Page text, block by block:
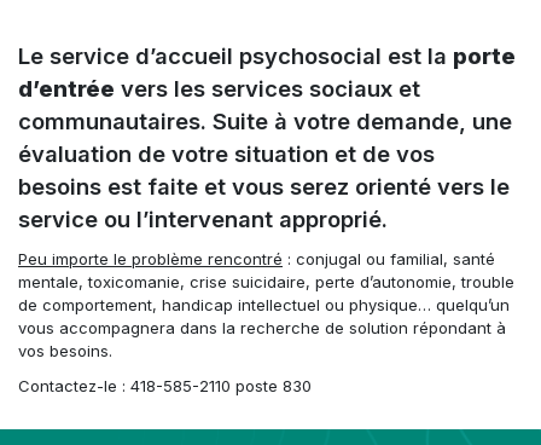
Le service d’accueil psychosocial est la porte
d’entrée vers les services sociaux et
communautaires. Suite à votre demande, une
évaluation de votre situation et de vos
besoins est faite et vous serez orienté vers le
service ou l’intervenant approprié.
Peu importe le problème rencontré : conjugal ou familial, santé
mentale, toxicomanie, crise suicidaire, perte d’autonomie, trouble
de comportement, handicap intellectuel ou physique… quelqu’un
vous accompagnera dans la recherche de solution répondant à
vos besoins.
Contactez-le : 418-585-2110 poste 830